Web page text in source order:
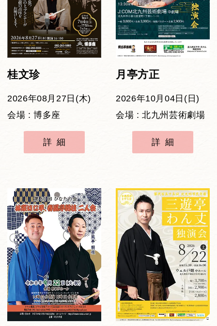
桂文珍
2026年08月27日(木)
会場 : 博多座
詳細
月亭方正
2026年10月04日(日)
会場 : 北九州芸術劇場
詳細